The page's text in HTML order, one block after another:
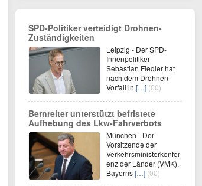
SPD-Politiker verteidigt Drohnen-
Zuständigkeiten
Leipzig - Der SPD-
Innenpolitiker
Sebastian Fiedler hat
nach dem Drohnen-
Vorfall in […] (00)
Bernreiter unterstützt befristete
Aufhebung des Lkw-Fahrverbots
München - Der
Vorsitzende der
Verkehrsministerkonfer
enz der Länder (VMK),
Bayerns[…] (00)